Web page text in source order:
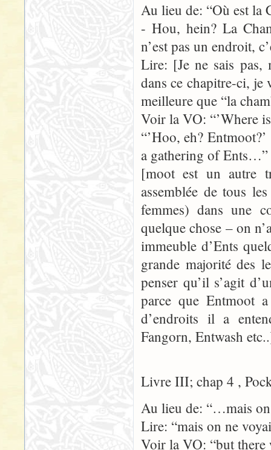
Au lieu de: “Où est la
- Hou, hein? La
n’est pas un endroit,
Lire: [Je ne sais pas,
dans ce chapitre-ci, je
meilleure que “la
Voir la VO: “’Where
“’Hoo, eh?
a gathering of Ents…”
[moot est un autre
assemblée de tous
femmes) dans une
quelque chose – on
immeuble d’Ents
grande majorité des
penser qu’il s’agit
parce que Entmoot
d’endroits il a
Fangorn, Entwash
Livre III; chap 4 ,
Au lieu de: “…mais on
Lire: “mais on ne
Voir la VO: “but there